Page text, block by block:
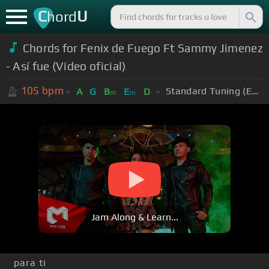
ChordU
Chords for Fenix de Fuego Ft Sammy Jimenez
- Así fue (Video oficial)
105 bpm A G Bm Em D Standard Tuning (EADGBE)
Jam Along & Learn...
para ti